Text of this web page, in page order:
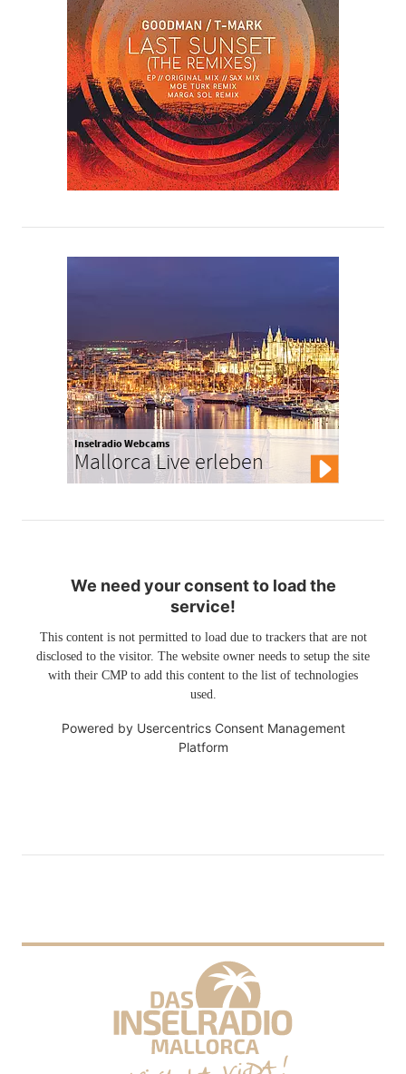
Inselradio Webcams
Mallorca Live erleben
We need your consent to load the
service!
This content is not permitted to load due to trackers that are not
disclosed to the visitor. The website owner needs to setup the site
with their CMP to add this content to the list of technologies
used.
Powered by Usercentrics Consent Management
Platform